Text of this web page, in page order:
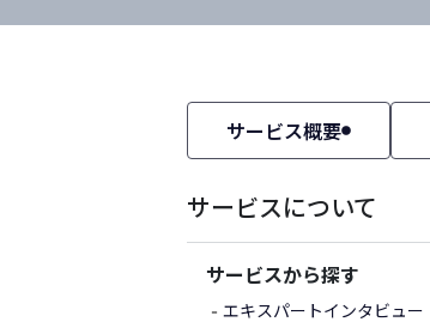
サービス概要
サービスについて
サービスから探す
エキスパートインタビュー